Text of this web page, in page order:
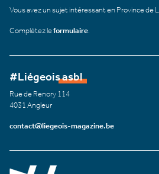
Vous avez un sujet intéressant en Province de
Complétez leformulaire
#Liégeois asbl
Rue de Renory 114
4031 Angleur
contact@liegeois-magazine.be